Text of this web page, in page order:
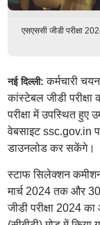
एसएससी जीडी परीक्षा
नई दिल्ली:कर्मचारी
कांस्टेबल जीडी परीक्षा
परीक्षा में उपस्थित हुए
वेबसाइट ssc.gov.in
डाउनलोड कर सकेंगे।
स्टाफ सिलेक्शन कमीशन
मार्च 2024 तक और 30
जीडी परीक्षा 2024